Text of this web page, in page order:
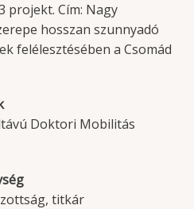
projekt. Cím: Nagy
hosszan szunnyadó
felélesztésében a Csomád
Doktori Mobilitás
titkár